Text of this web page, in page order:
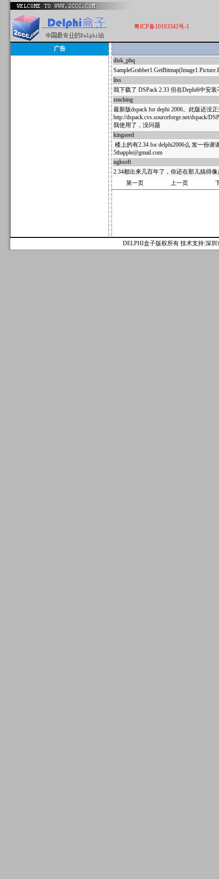
粤ICP备10103342号-1
广告
disk_phq
liss
我下载了 DSPack 2.33 但在Dephi6中安
smching
最新版dspack for dephi 2006。此版还没
http://dspack.cvs.sourceforge.net/dspack/
我使用了，没问题
kingseed
楼上的有2.34 for delphi2006么 发一份谢
5thapple@gmail.com
ugksoft
2.34都出来几百年了，你还在那儿搞得
第一页
上一页
DELPHI盒子版权所有 技术支持:深